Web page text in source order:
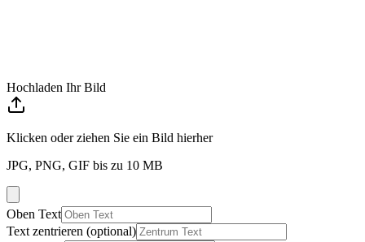
Hochladen Ihr Bild
Klicken oder ziehen Sie ein Bild hierher
JPG, PNG, GIF bis zu 10 MB
Oben Text
Text zentrieren (optional)